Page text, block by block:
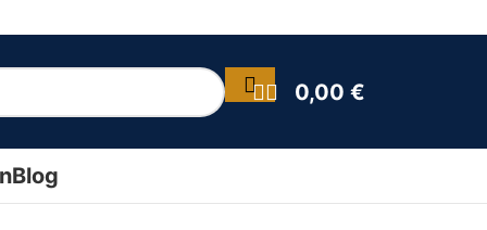
0,00 €
Blog